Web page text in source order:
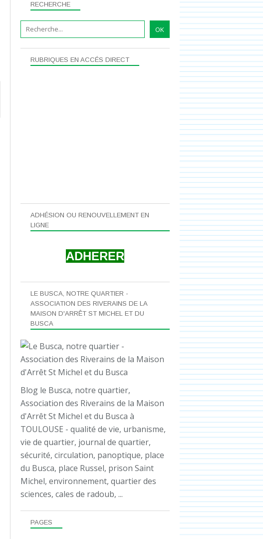
RECHERCHE
LE BUSCA, NOTRE QUARTIER -
ASSOCIATION DES RIVERAINS DE LA
MAISON D'ARRÊT ST MICHEL ET DU
BUSCA
Blog le Busca, notre quartier,
Association des Riverains de la Maison
d'Arrêt St Michel et du Busca à
TOULOUSE - qualité de vie, urbanisme,
vie de quartier, journal de quartier,
sécurité, circulation, panoptique, place
du Busca, place Russel, prison Saint
Michel, environnement, quartier des
sciences, cales de radoub, ...
PAGES
ADHÉSION OU RENOUVELLEMENT EN
LIGNE
ADHERER
RUBRIQUES EN ACCÉS DIRECT